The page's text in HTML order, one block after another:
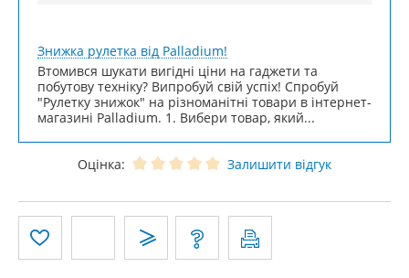
Знижка рулетка від Palladium!
Втомився шукати вигідні ціни на гаджети та
побутову техніку? Випробуй свій успіх! Спробуй
"Рулетку знижок" на різноманітні товари в інтернет-
магазині Palladium. 1. Вибери товар, який...
Оцінка: Залишити відгук